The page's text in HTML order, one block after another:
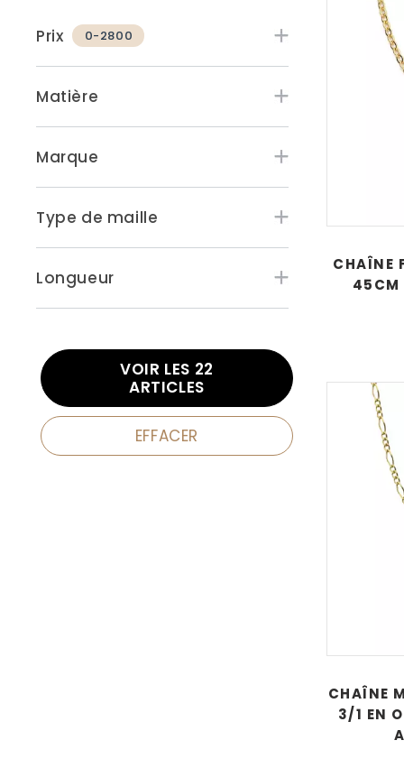
Prix 0-2800
Matière
Marque
Type de maille
Longueur
VOIR LES 22
ARTICLES
EFFACER
CHAÎNE
45CM
CHAÎNE
3/1 EN